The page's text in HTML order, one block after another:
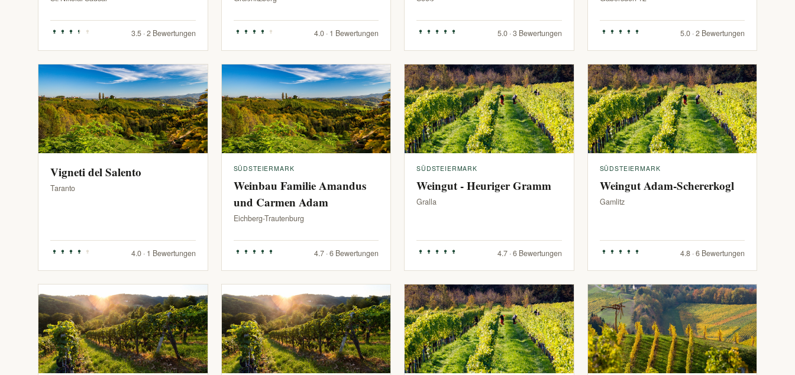
3.5 · 2 Bewertungen 4.0 · 1 Bewertungen 5.0 · 3 Bewertungen 5.0 · 2 Bewertungen
Vigneti del Salento
Taranto
4.0 · 1 Bewertungen
SÜDSTEIERMARK
Weinbau Familie Amandus
und Carmen Adam
Eichberg-Trautenburg
4.7 · 6 Bewertungen
SÜDSTEIERMARK
Weingut - Heuriger Gramm
Gralla
4.7 · 6 Bewertungen
SÜDSTEIERMARK
Weingut Adam-Schererkogl
Gamlitz
4.8 · 6 Bewertungen